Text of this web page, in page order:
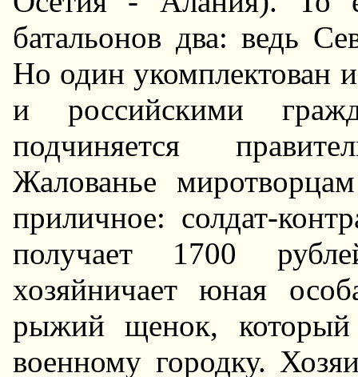
батальонов два: ведь
Hо один укомплектован
и российскими
подчиняется
Жалованье
приличное: солдат-
получает 1700
хозяйничает юная
рыжий щенок, который
военному городку.